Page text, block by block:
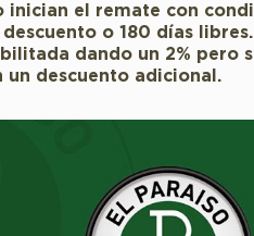
inician el remate con
o 180 días
dando un 2% pero
un descuento adicional.